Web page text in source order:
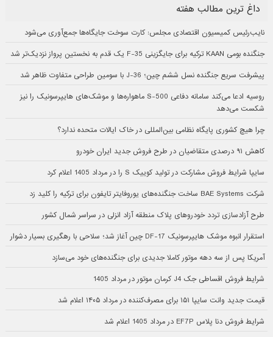
داغ ترین مطالب هفته
نایب‌رئیس کمیسیون اقتصادی مجلس: کارت سوخت جایگاه‌ها جمع‌آوری می‌شود
جنگنده بومی KAAN ترکیه برای جایگزینی F-35 یک قدم به نخستین پرواز نزدیک‌تر شد
پیشرفت سریع جنگنده نسل ششم چین؛ J-36 با سومین طراحی متفاوت ظاهر شد
روسیه ادعا می‌کند سامانه دفاعی S-500 ماهواره‌ها و موشک‌های هایپرسونیک را نیز
شکست می‌دهد
چرا هیچ کشوری پایگاه نظامی بین‌المللی در خاک ایالات متحده ندارد؟
کاهش ۹۱ درصدی متقاضیان در طرح فروش جدید ایران خودرو
سایپا شرایط فروش مشارکت در تولید کوییک S را در مرداد 1405 اعلام کرد
شرکت BAE Systems ساخت جنگنده‌های یوروفایتر تایفون برای ترکیه را کلید زد
طرح آزادسازی تردد خودروهای پلاک منطقه آزاد انزلی در سراسر شمال کشور
استقرار انبوه موشک هایپرسونیک DF-17 چین آغاز شد؛ سلاحی با رهگیری بسیار دشوار
آمریکا پس از سه دهه موتور کاملا جدیدی برای جنگنده‌های خود می‌سازد
شرایط فروش اقساطی جک J4 کرمان موتور در مرداد 1405
قیمت جدید وانت سایپا ۱۵۱ برای مصرف‌کننده در مرداد ۱۴۰۵ اعلام شد
شرایط فروش دنا پلاس EF7P در مرداد 1405 اعلام شد